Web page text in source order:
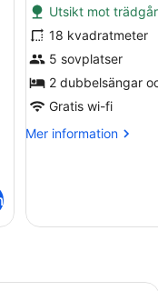
Utsikt mot
18 kvadratmeter
5 sovplatser
2 dubbelsängar
Gratis wi-fi
Mer information
Mer
balkong
Vandrarhem